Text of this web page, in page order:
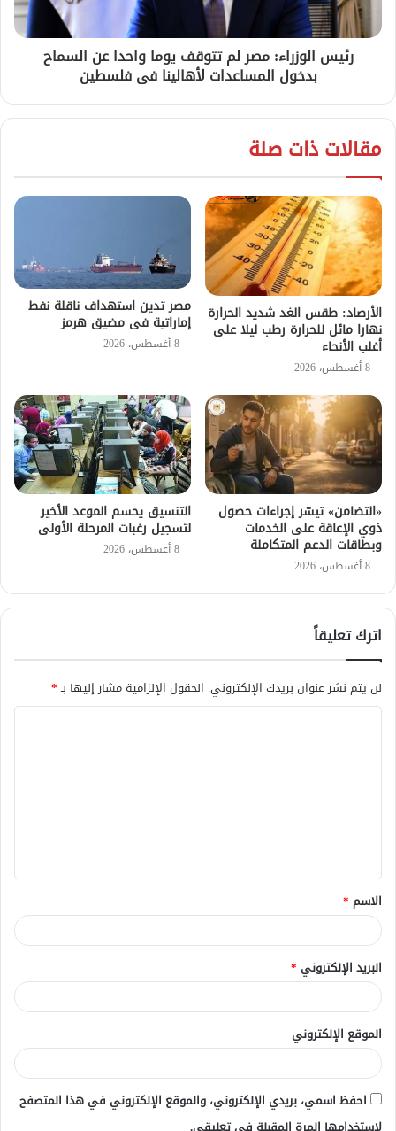
رئيس الوزراء: مصر لم تتوقف يوما واحدا عن السماح
بدخول المساعدات لأهالينا فى فلسطين
مقالات ذات صلة
الأرصاد: طقس الغد شديد الحرارة
نهارا مائل للحرارة رطب ليلا على
أغلب الأنحاء
8 أغسطس، 2026
مصر تدين استهداف ناقلة نفط
إماراتية فى مضيق هرمز
8 أغسطس، 2026
«التضامن» تيسّر إجراءات حصول
ذوي الإعاقة على الخدمات
وبطاقات الدعم المتكاملة
8 أغسطس، 2026
التنسيق يحسم الموعد الأخير
لتسجيل رغبات المرحلة الأولى
8 أغسطس، 2026
اترك تعليقاً
لن يتم نشر عنوان بريدك الإلكتروني. الحقول الإلزامية مشار إليها بـ*
ق
*
الاسم *
البريد الإلكتروني *
الموقع الإلكتروني
احفظ اسمي، بريدي الإلكتروني، والموقع الإلكتروني في هذا المتصفح